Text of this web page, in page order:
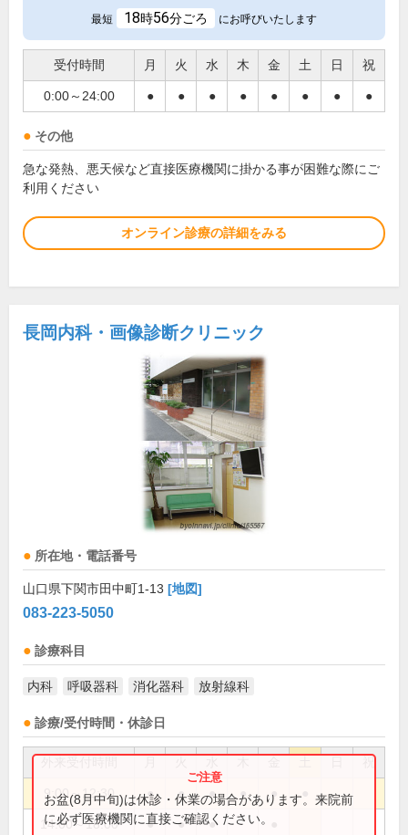
最短 18時56分ごろ にお呼びいたします
受付時間 月 火 水 木 金 土 日 祝
0:00～24:00 ● ● ● ● ● ● ● ●
その他
急な発熱、悪天候など直接医療機関に掛かる事が困難な際にご
利用ください
オンライン診療の詳細をみる
長岡内科・画像診断クリニック
所在地・電話番号
山口県下関市田中町1-13 [地図]
083-223-5050
診療科目
内科 呼吸器科 消化器科 放射線科
診療/受付時間・休診日
祝
9:00～12:30 ● ● ● ● ●
14:00～18:00 ● ● ●
お盆(8月中旬)は休診・休業の場合があります。来院前
に必ず医療機関に直接ご確認ください。